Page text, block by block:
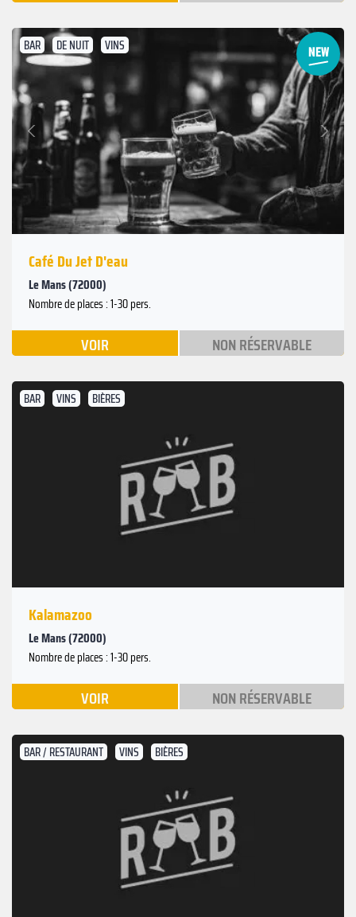
BAR DE NUIT VINS
Précédent
Suivant
Café Du Jet D'eau
Le Mans (72000)
Nombre de places : 1-30 pers.
VOIR NON RÉSERVABLE
BAR VINS BIÈRES
Kalamazoo
Le Mans (72000)
Nombre de places : 1-30 pers.
VOIR NON RÉSERVABLE
BAR / RESTAURANT VINS BIÈRES